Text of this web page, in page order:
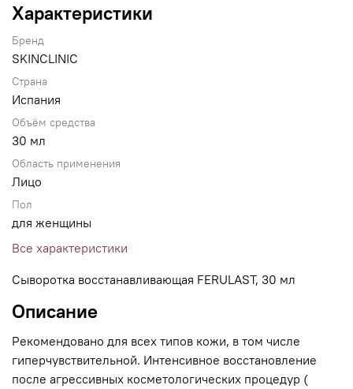
Характеристики
Бренд
SKINCLINIC
Страна
Испания
Объём средства
30 мл
Область применения
Лицо
Пол
для женщины
Все характеристики
Сыворотка восстанавливающая FERULAST, 30 мл
Описание
Рекомендовано для всех типов кожи, в том числе
гиперчувствительной. Интенсивное восстановление
после агрессивных косметологических процедур (